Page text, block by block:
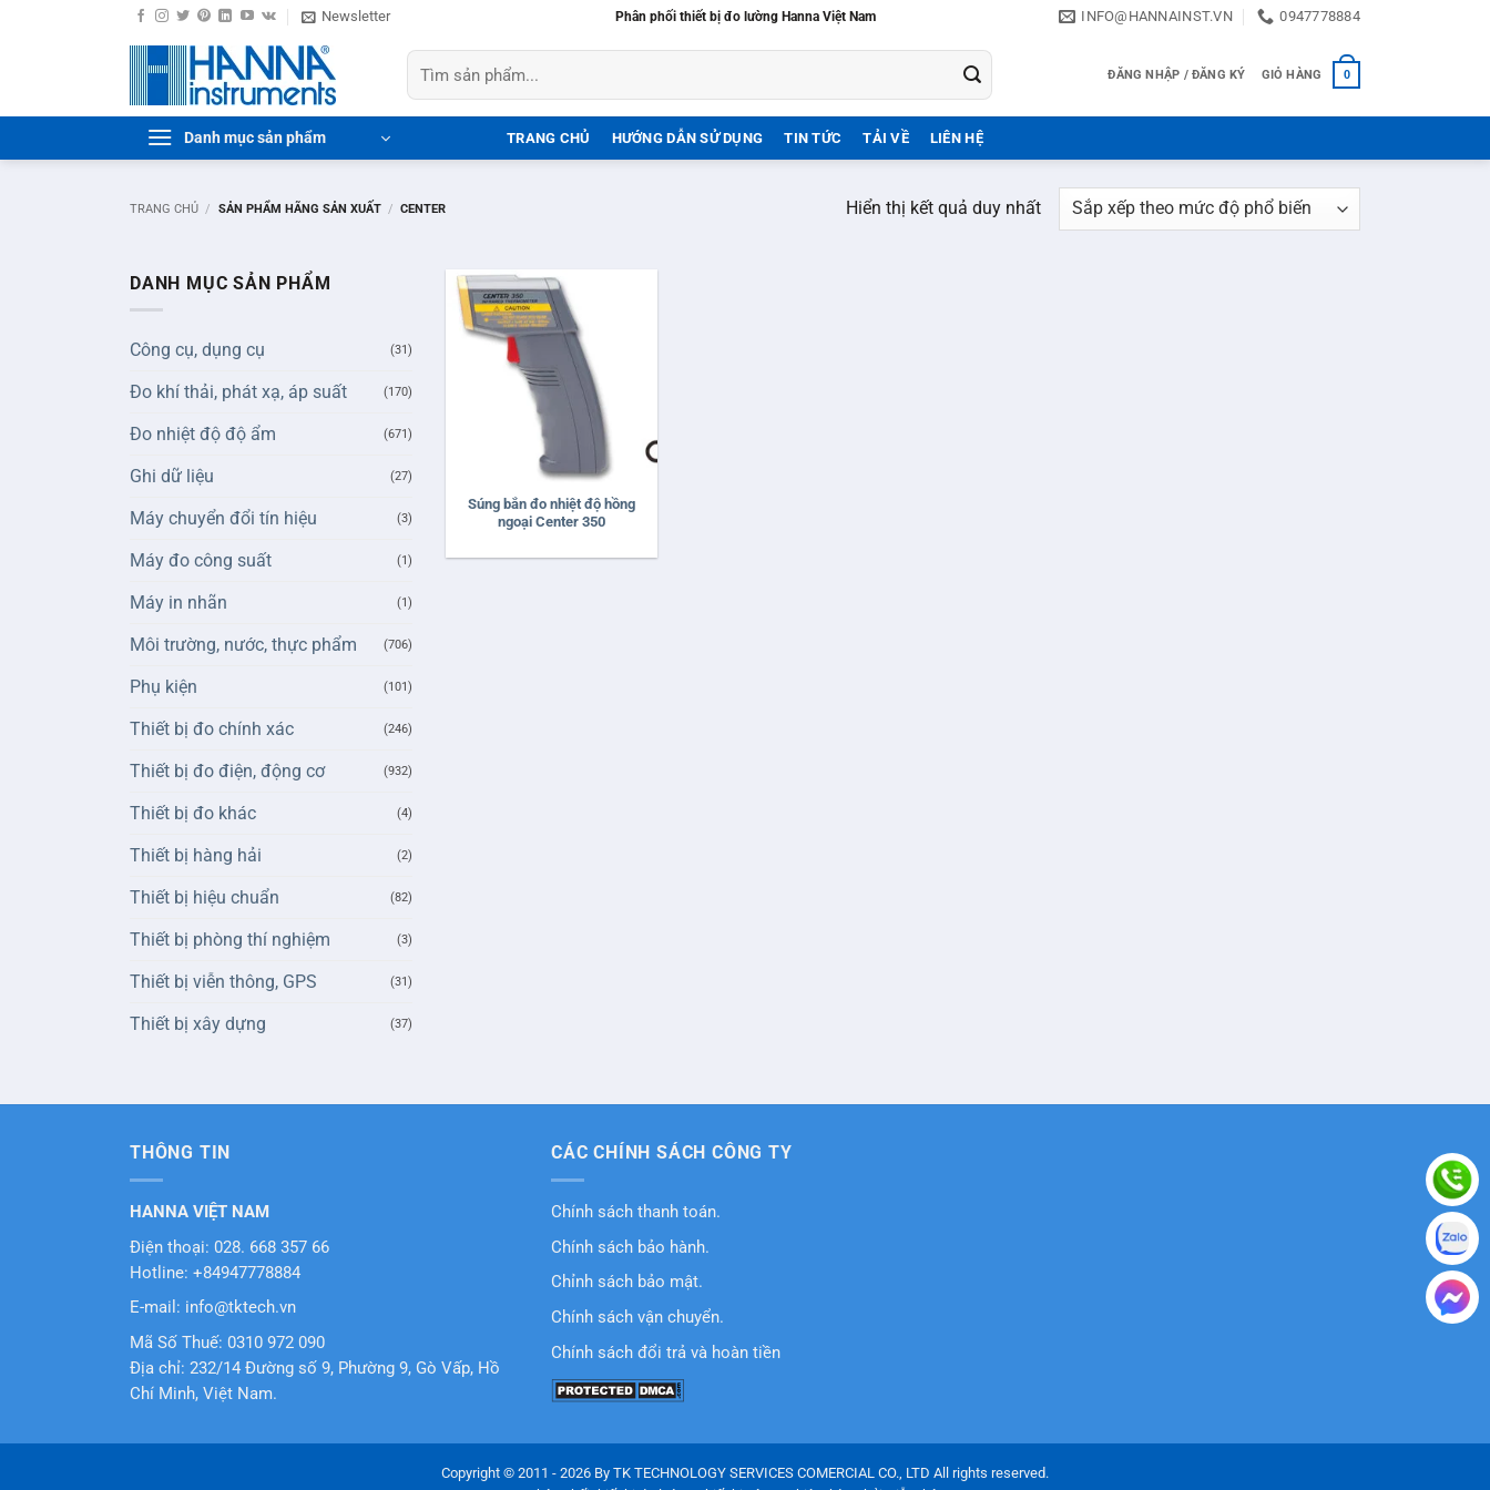
Newsletter Phân phối thiết bị đo lường Hanna Việt Nam INFO@HANNAINST.VN 0947778884
Tìm
kiếm:
ĐĂNG NHẬP / ĐĂNG KÝ GIỎ HÀNG 0
Danh mục sản phẩm TRANG CHỦ HƯỚNG DẪN SỬ DỤNG TIN TỨC TẢI VỀ LIÊN HỆ
TRANG CHỦ / SẢN PHẨM HÃNG SẢN XUẤT / CENTER Hiển thị kết quả duy nhất
DANH MỤC SẢN PHẨM
Công cụ, dụng cụ (31)
Đo khí thải, phát xạ, áp suất (170)
Đo nhiệt độ độ ẩm (671)
Ghi dữ liệu (27)
Máy chuyển đổi tín hiệu (3)
Máy đo công suất (1)
Máy in nhãn (1)
Môi trường, nước, thực phẩm (706)
Phụ kiện (101)
Thiết bị đo chính xác (246)
Thiết bị đo điện, động cơ (932)
Thiết bị đo khác (4)
Thiết bị hàng hải (2)
Thiết bị hiệu chuẩn (82)
Thiết bị phòng thí nghiệm (3)
Thiết bị viễn thông, GPS (31)
Thiết bị xây dựng (37)
Súng bắn đo nhiệt độ hồng
ngoại Center 350
THÔNG TIN
HANNA VIỆT NAM
Điện thoại: 028. 668 357 66
Hotline: +84947778884
E-mail: info@tktech.vn
Mã Số Thuế: 0310 972 090
Địa chỉ: 232/14 Đường số 9, Phường 9, Gò Vấp, Hồ
Chí Minh, Việt Nam.
CÁC CHÍNH SÁCH CÔNG TY
Chính sách thanh toán.
Chính sách bảo hành.
Chỉnh sách bảo mật.
Chính sách vận chuyển.
Chính sách đổi trả và hoàn tiền
Copyright © 2011 - 2026 By TK TECHNOLOGY SERVICES COMERCIAL CO., LTD All rights reserved.